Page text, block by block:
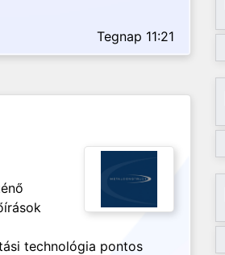
Tegnap 11:21
technológia pontos